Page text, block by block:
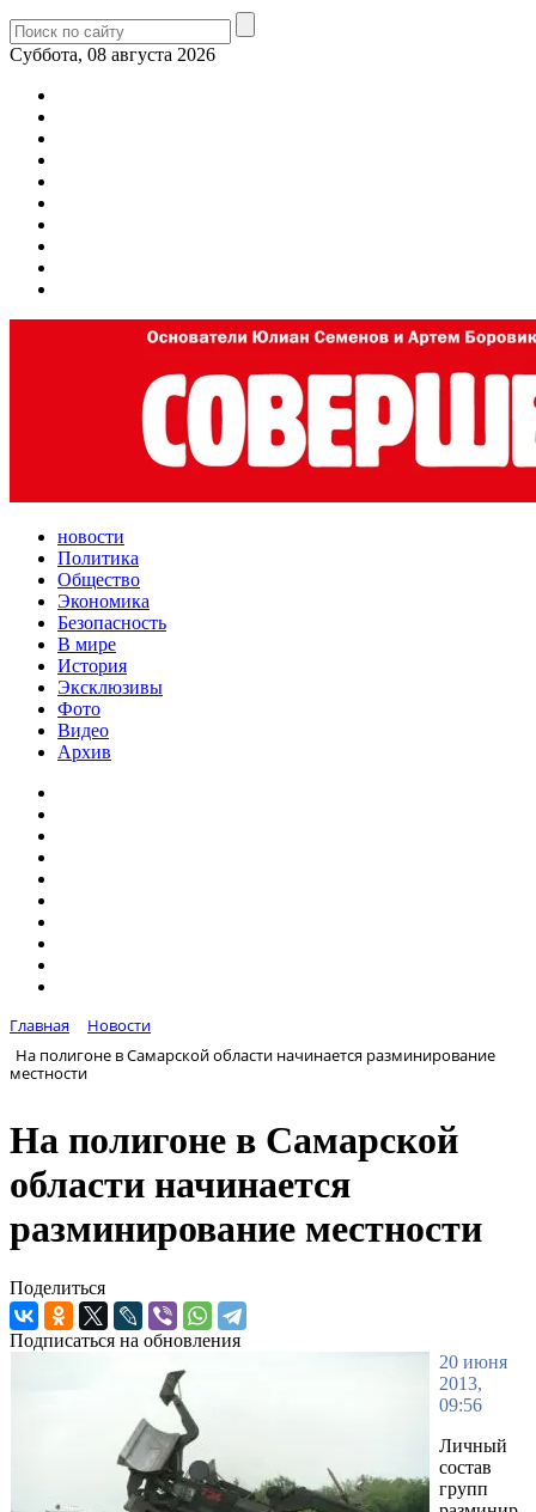
Суббота, 08 августа 2026
новости
Политика
Общество
Экономика
Безопасность
В мире
История
Эксклюзивы
Фото
Видео
Архив
Главная
Новости
На полигоне в Самарской области начинается разминирование
местности
На полигоне в Самарской
области начинается
разминирование местности
Поделиться
Подписаться на обновления
20 июня
2013,
09:56
Личный
состав
групп